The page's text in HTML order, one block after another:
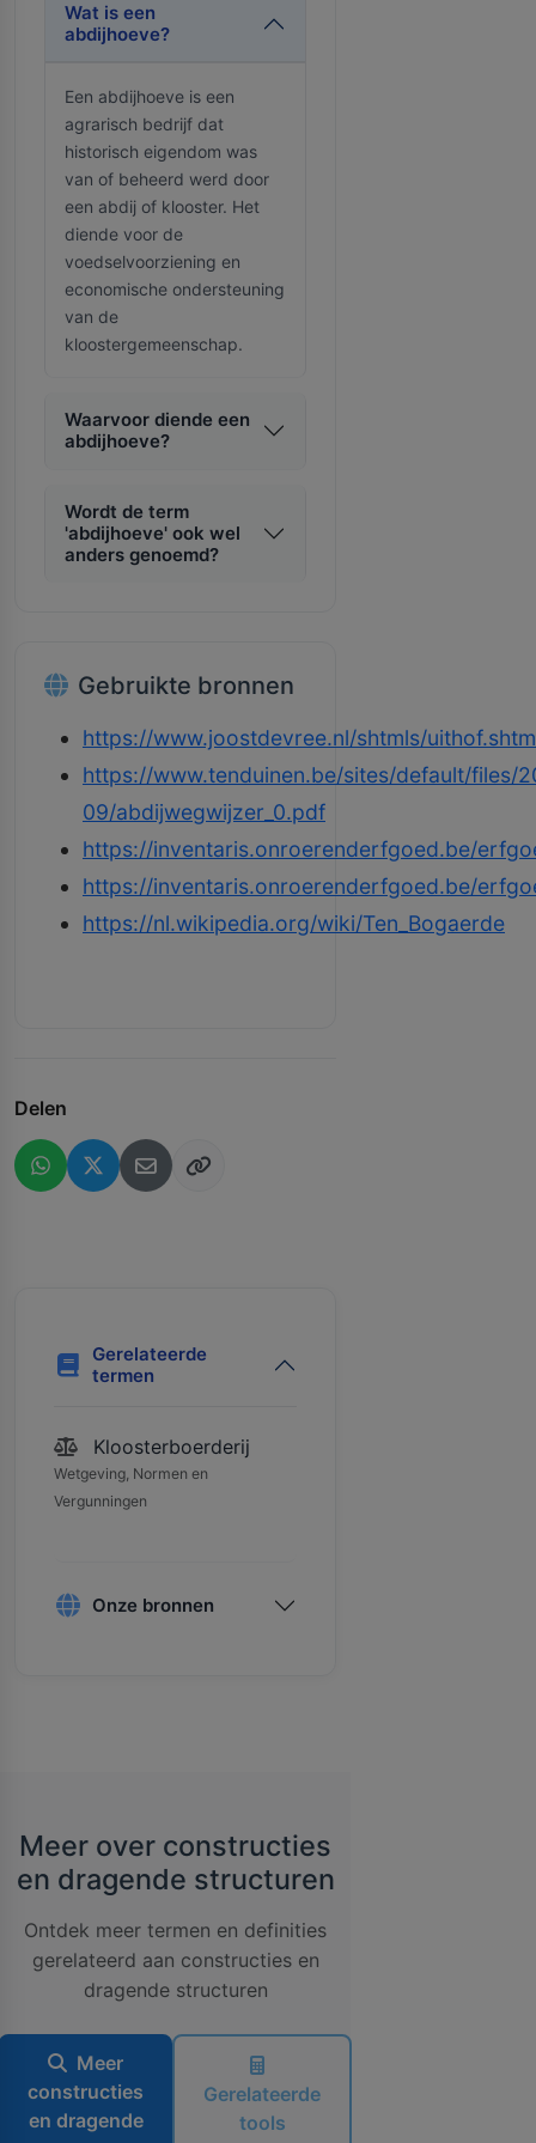
Wat is een
abdijhoeve?
Een abdijhoeve is een
agrarisch bedrijf dat
historisch eigendom was
van of beheerd werd door
een abdij of klooster. Het
diende voor de
voedselvoorziening en
economische ondersteuning
van de
kloostergemeenschap.
Waarvoor diende een
abdijhoeve?
Wordt de term
'abdijhoeve' ook wel
anders genoemd?
Gebruikte bronnen
https://www.joostdevree.nl/shtmls/
https://www.tenduinen.be/sites/default/files/
09/abdijwegwijzer_0.pdf
https://inventaris.onroerenderfgoed.be/
https://inventaris.onroerenderfgoed.be/
https://nl.wikipedia.org/wiki/Ten_Bogaerde
Delen
Gerelateerde
termen
Kloosterboerderij
Wetgeving, Normen en
Vergunningen
Onze bronnen
Meer over constructies
en dragende structuren
Ontdek meer termen en definities
gerelateerd aan constructies en
dragende structuren
Meer
constructies
en dragende
Gerelateerde
tools